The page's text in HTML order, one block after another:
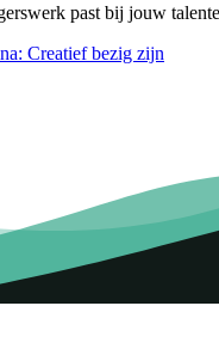
past bij jouw
Creatief bezig zijn